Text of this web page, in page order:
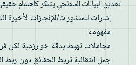
تعدين البيانات السطحي يتنكر كاهتمام حقيقي
إشارات للمنشورات/الإنجازات الأخيرة
مفهومة
مجاملات تهبط بدقة خوارزمية لكن
جمل انتقالية تربط الحقائق دون ربط